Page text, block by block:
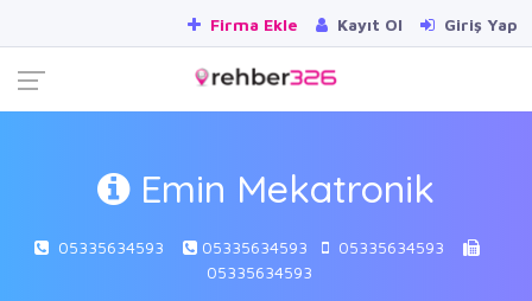
Firma Ekle Kayıt Ol Giriş Yap
Emin Mekatronik
05335634593 05335634593
05335634593
05335634593